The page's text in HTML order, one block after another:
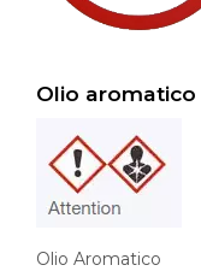
Olio aromatico
Olio Aromatico